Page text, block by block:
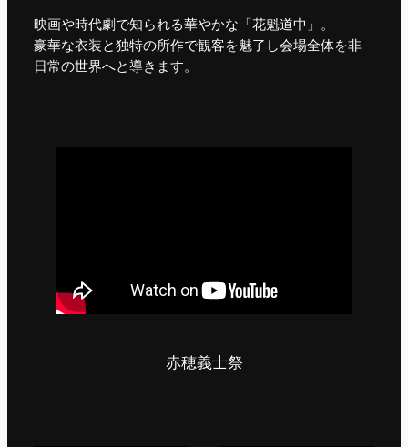
映画や時代劇で知られる華やかな「花魁道中」。
豪華な衣装と独特の所作で観客を魅了し会場全体を非
日常の世界へと導きます。
赤穂義士祭